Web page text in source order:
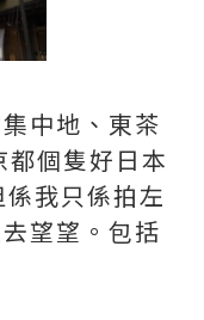
中地、東茶
個隻好日本
我只係拍左
望望。包括